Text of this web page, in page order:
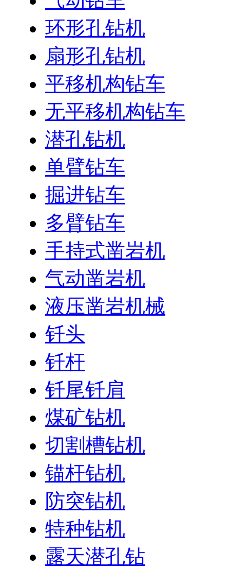
环形孔钻机
扇形孔钻机
平移机构钻车
无平移机构钻车
潜孔钻机
单臂钻车
掘进钻车
多臂钻车
手持式凿岩机
气动凿岩机
液压凿岩机械
钎头
钎杆
钎尾钎肩
煤矿钻机
切割槽钻机
锚杆钻机
防突钻机
特种钻机
露天潜孔钻